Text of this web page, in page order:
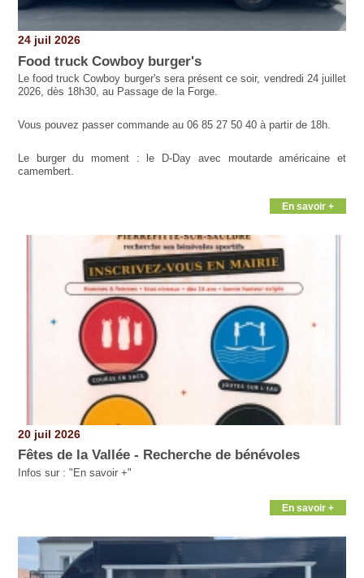
24 juil 2026
Food truck Cowboy burger's
Le food truck Cowboy burger's sera présent ce soir, vendredi 24 juillet
2026, dès 18h30, au Passage de la Forge.
Vous pouvez passer commande au 06 85 27 50 40 à partir de 18h.
Le burger du moment : le D-Day avec moutarde américaine et
camembert.
En savoir +
20 juil 2026
Fêtes de la Vallée - Recherche de bénévoles
Infos sur : "En savoir +"
En savoir +